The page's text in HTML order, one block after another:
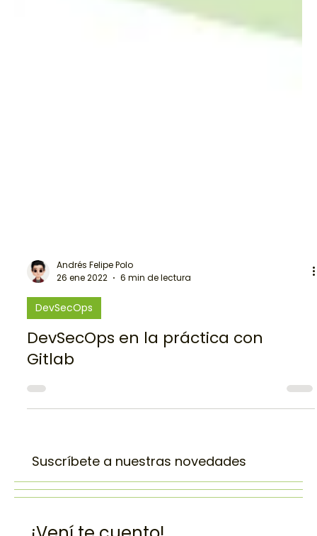
Andrés Felipe Polo
26 ene 2022
DevSecOps
DevSecOps en la práctica con
Gitlab